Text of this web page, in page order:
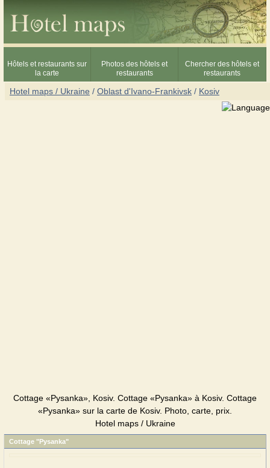
Hôtels et restaurants sur
la carte
Photos des hôtels et
restaurants
Chercher des hôtels et
restaurants
Hotel maps / Ukraine / Oblast d'Ivano-Frankivsk / Kosiv
Cottage «Pysanka», Kosiv. Cottage «Pysanka» à Kosiv. Cottage
«Pysanka» sur la carte de Kosiv. Photo, carte, prix.
Hotel maps / Ukraine
Cottage "Pysanka"